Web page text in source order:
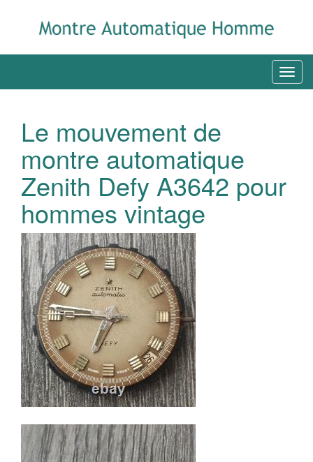
Le mouvement de
montre automatique
Zenith Defy A3642 pour
hommes vintage